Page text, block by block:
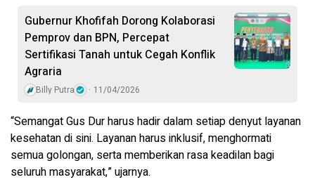
Gubernur Khofifah Dorong Kolaborasi
Pemprov dan BPN, Percepat
Sertifikasi Tanah untuk Cegah Konflik
Agraria
Billy Putra 11/04/2026
“Semangat Gus Dur harus hadir dalam setiap denyut layanan
kesehatan di sini. Layanan harus inklusif, menghormati
semua golongan, serta memberikan rasa keadilan bagi
seluruh masyarakat,” ujarnya.